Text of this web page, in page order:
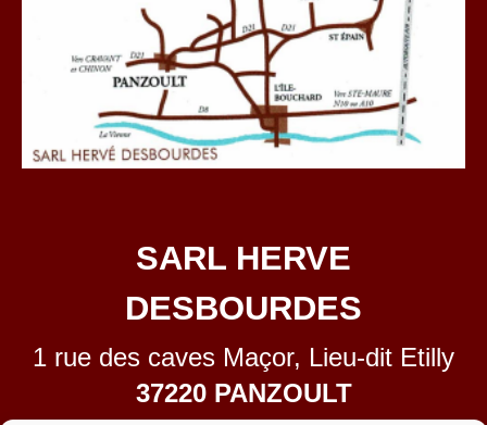
SARL HERVE
DESBOURDES
1 rue des caves Maçor, Lieu-dit Etilly
37220 PANZOULT